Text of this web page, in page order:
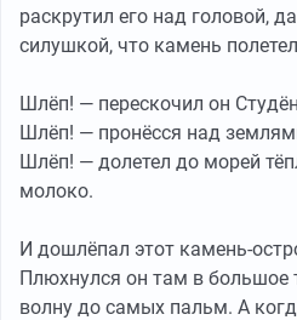
раскрутил его над головой,
силушкой, что камень
Шлёп! — перескочил он
Шлёп! — пронёсся над
Шлёп! — долетел до морей
молоко.
И дошлёпал этот камень-
Плюхнулся он там в большое
волну до самых пальм. А